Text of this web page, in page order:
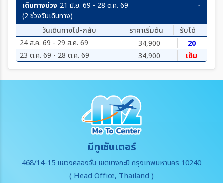
เดินทางช่วง 21 มิ.ย. 69 - 28 ต.ค. 69
(2 ช่วงวันเดินทาง)
วันเดินทางไป-กลับ
ราคาเริ่มต้น
รับได้
24 ส.ค. 69 - 29 ส.ค. 69
34,900
20
23 ต.ค. 69 - 28 ต.ค. 69
34,900 เต็ม
มีทูเซ็นเตอร์
468/14-15 แขวงคลองจั่น เขตบางกะปิ กรุงเทพมหานคร 10240
( Head Office, Thailand )